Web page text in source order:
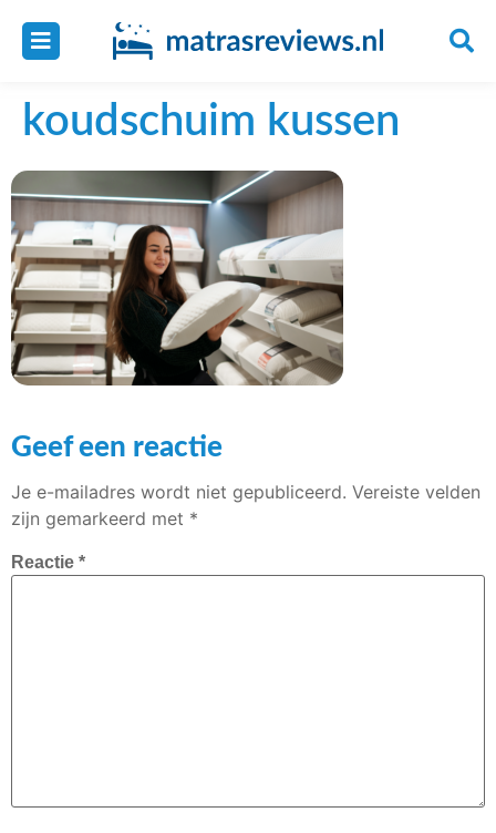
koudschuim kussen
Geef een reactie
Je e-mailadres wordt niet gepubliceerd. Vereiste velden
zijn gemarkeerd met *
Reactie *